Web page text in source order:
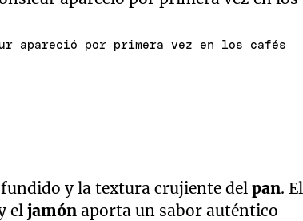
apareció por primera vez en los cafés
fundido y la textura crujiente delpan. El
eljamónaporta un sabor auténtico